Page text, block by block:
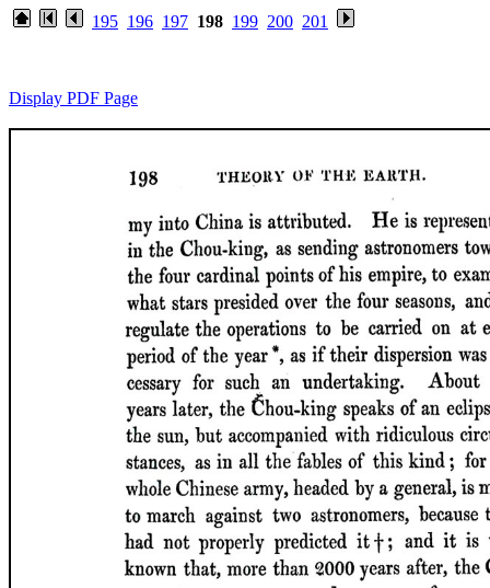
195 196 197 198 199 200 201
Display PDF Page